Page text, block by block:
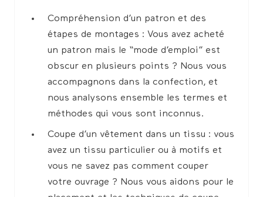
Compréhension d’un patron et des
étapes de montages : Vous avez acheté
un patron mais le “mode d’emploi” est
obscur en plusieurs points ? Nous vous
accompagnons dans la confection, et
nous analysons ensemble les termes et
méthodes qui vous sont inconnus.
Coupe d’un vêtement dans un tissu : vous
avez un tissu particulier ou à motifs et
vous ne savez pas comment couper
votre ouvrage ? Nous vous aidons pour le